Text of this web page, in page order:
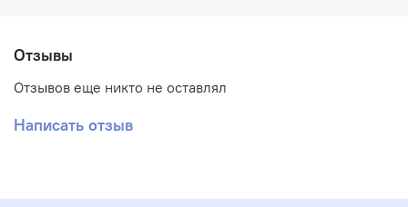
Отзывы
Отзывов еще никто не оставлял
Написать отзыв